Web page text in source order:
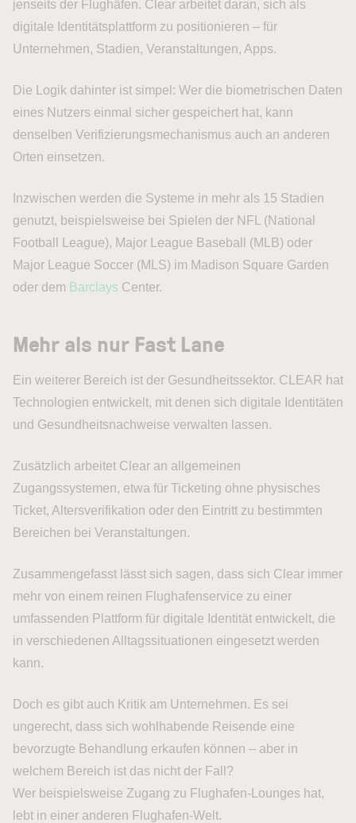
jenseits der Flughäfen. Clear arbeitet daran, sich als
digitale Identitätsplattform zu positionieren – für
Unternehmen, Stadien, Veranstaltungen, Apps.
Die Logik dahinter ist simpel: Wer die biometrischen Daten
eines Nutzers einmal sicher gespeichert hat, kann
denselben Verifizierungsmechanismus auch an anderen
Orten einsetzen.
Inzwischen werden die Systeme in mehr als 15 Stadien
genutzt, beispielsweise bei Spielen der NFL (National
Football League), Major League Baseball (MLB) oder
Major League Soccer (MLS) im Madison Square Garden
oder dem Barclays Center.
Mehr als nur Fast Lane
Ein weiterer Bereich ist der Gesundheitssektor. CLEAR hat
Technologien entwickelt, mit denen sich digitale Identitäten
und Gesundheitsnachweise verwalten lassen.
Zusätzlich arbeitet Clear an allgemeinen
Zugangssystemen, etwa für Ticketing ohne physisches
Ticket, Altersverifikation oder den Eintritt zu bestimmten
Bereichen bei Veranstaltungen.
Zusammengefasst lässt sich sagen, dass sich Clear immer
mehr von einem reinen Flughafenservice zu einer
umfassenden Plattform für digitale Identität entwickelt, die
in verschiedenen Alltagssituationen eingesetzt werden
kann.
Doch es gibt auch Kritik am Unternehmen. Es sei
ungerecht, dass sich wohlhabende Reisende eine
bevorzugte Behandlung erkaufen können – aber in
welchem Bereich ist das nicht der Fall?
Wer beispielsweise Zugang zu Flughafen-Lounges hat,
lebt in einer anderen Flughafen-Welt.